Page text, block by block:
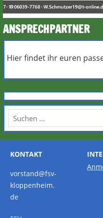
ANSPRECHPARTNER
Hier findet ihr euren
KONTAKT
vorstand@fsv-
kloppenheim.
de